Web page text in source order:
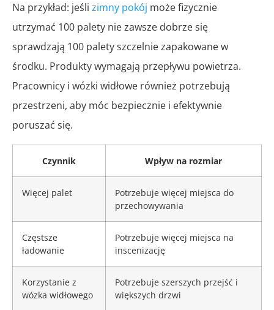
Na przykład: jeśli zimny pokój może fizycznie
utrzymać 100 palety nie zawsze dobrze się
sprawdzają 100 palety szczelnie zapakowane w
środku. Produkty wymagają przepływu powietrza.
Pracownicy i wózki widłowe również potrzebują
przestrzeni, aby móc bezpiecznie i efektywnie
poruszać się.
Czynnik Wpływ na rozmiar
Więcej palet
Potrzebuje więcej miejsca do
przechowywania
Częstsze
ładowanie
Potrzebuje więcej miejsca na
inscenizację
Korzystanie z
wózka widłowego
Potrzebuje szerszych przejść i
większych drzwi